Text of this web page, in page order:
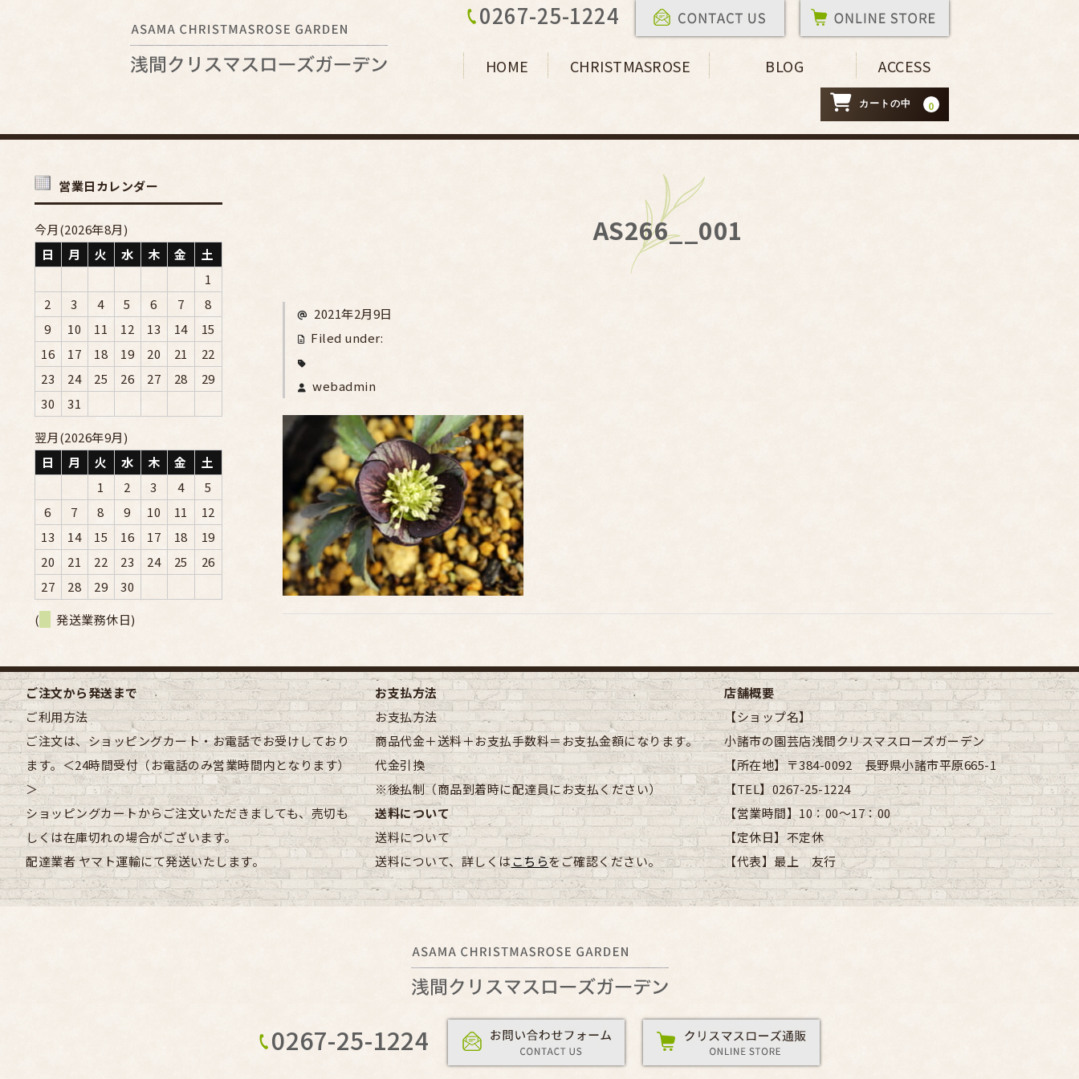
0267-25-1224
HOME CHRISTMASROSE BLOG ACCESS
カートの中 0
AS266__001
2021年2月9日
Filed under:
webadmin
営業日カレンダー
今月(2026年8月)
日
月 火 水 木 金
土
1
2
3 4 5 6 7
8
9
10 11 12 13 14
15
16
17 18 19 20 21
22
23
24 25 26 27 28
29
30
31
翌月(2026年9月)
日
月 火 水 木 金
土
1
2 3 4
5
6
7 8 9 10 11
12
13
14 15 16 17 18
19
20
21 22 23 24 25
26
27
28 29
30
(
発送業務休日)
ご注文から発送まで
ご利用方法
ご注文は、ショッピングカート・お電話でお受けしており
ます。＜24時間受付（お電話のみ営業時間内となります）
＞
ショッピングカートからご注文いただきましても、売切も
しくは在庫切れの場合がございます。
配達業者ヤマト運輸にて発送いたします。
お支払方法
お支払方法
商品代金＋送料＋お支払手数料＝お支払金額になります。
代金引換
※後払制（商品到着時に配達員にお支払ください）
送料について
送料について
送料について、詳しくはこちらをご確認ください。
店舗概要
【ショップ名】
小諸市の園芸店浅間クリスマスローズガーデン
【所在地】〒384-0092 長野県小諸市平原665-1
【TEL】0267-25-1224
【営業時間】10：00～17：00
【定休日】不定休
【代表】最上 友行
0267-25-1224